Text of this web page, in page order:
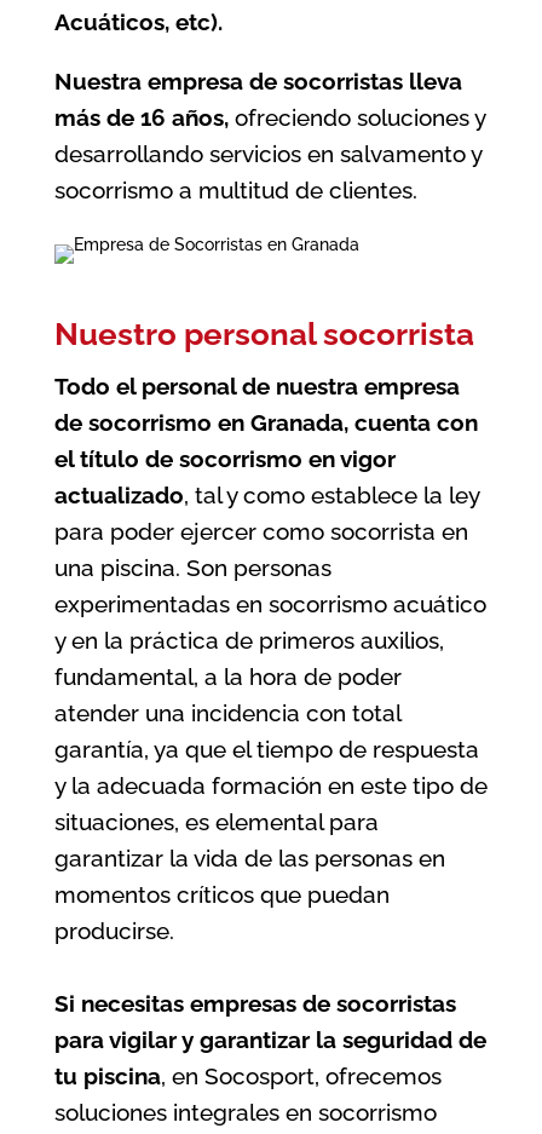
Acuáticos, etc).
Nuestra empresa de socorristas lleva
más de 16 años,ofreciendo soluciones y
desarrollando servicios en salvamento y
socorrismo a multitud de clientes.
Nuestro personal socorrista
Todo el personal de nuestra empresa
de socorrismo en Granada, cuenta con
el título de socorrismo en vigor
actualizado, tal y como establece la ley
para poder ejercer como socorrista en
una piscina. Son personas
experimentadas en socorrismo acuático
y en la práctica de primeros auxilios,
fundamental, a la hora de poder
atender una incidencia con total
garantía, ya que el tiempo de respuesta
y la adecuada formación en este tipo de
situaciones, es elemental para
garantizar la vida de las personas en
momentos críticos que puedan
producirse.
Si necesitas empresas de socorristas
para vigilar y garantizar la seguridad de
tu piscina, en Socosport, ofrecemos
soluciones integrales en socorrismo